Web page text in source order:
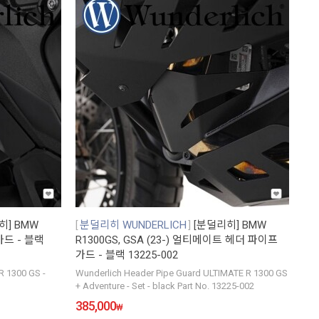
] BMW
드 - 블랙
1300 GS -
분덜리히 WUNDERLICH
[분덜리히] BMW
R1300GS, GSA (23-) 얼티메이트 헤더 파이프
가드 - 블랙 13225-002
Wunderlich Header Pipe Guard ULTIMATE R 1300 GS
+ Adventure - Set - black Part No. 13225-002
385,000₩